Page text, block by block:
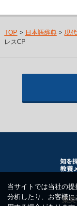
TOP > 日本語辞典> 現
レスCP
集
当サイトでは当社の
分析したり、お客様